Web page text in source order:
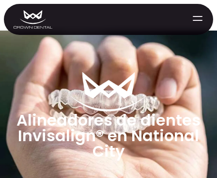
Tratamiento de Emergencia
Alineadores de dientes
Invisalign® en National
City